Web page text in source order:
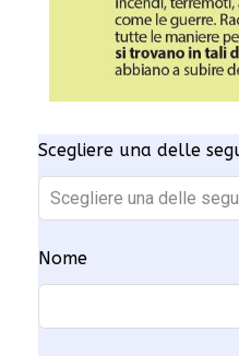
Scegliere una delle
Nome